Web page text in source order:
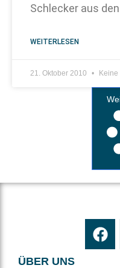
Schlecker aus
WEITERLESEN
21. Oktober 2010
ÜBER UNS